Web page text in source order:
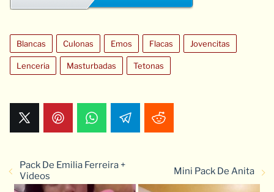
Blancas Culonas Emos Flacas Jovencitas
Lenceria Masturbadas Tetonas
Pack De Emilia Ferreira +
Videos
Mini Pack De Anita